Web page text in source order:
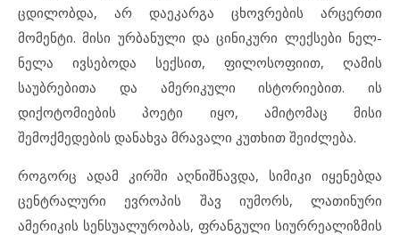
ცდილობდა, არ დაეკარგა ცხოვრების არცერთი
მომენტი. მისი ურბანული და ცინიკური ლექსები ნელ-
ნელა ივსებოდა სექსით, ფილოსოფიით, ღამის
საუბრებითა და ამერიკული ისტორიებით. ის
დიქოტომიების პოეტი იყო, ამიტომაც მისი
შემოქმედების დანახვა მრავალი კუთხით შეიძლება.
როგორც ადამ კირში აღნიშნავდა, სიმიკი იყენებდა
ცენტრალური ევროპის შავ იუმორს, ლათინური
ამერიკის სენსუალურობას, ფრანგული სიურრეალიზმის